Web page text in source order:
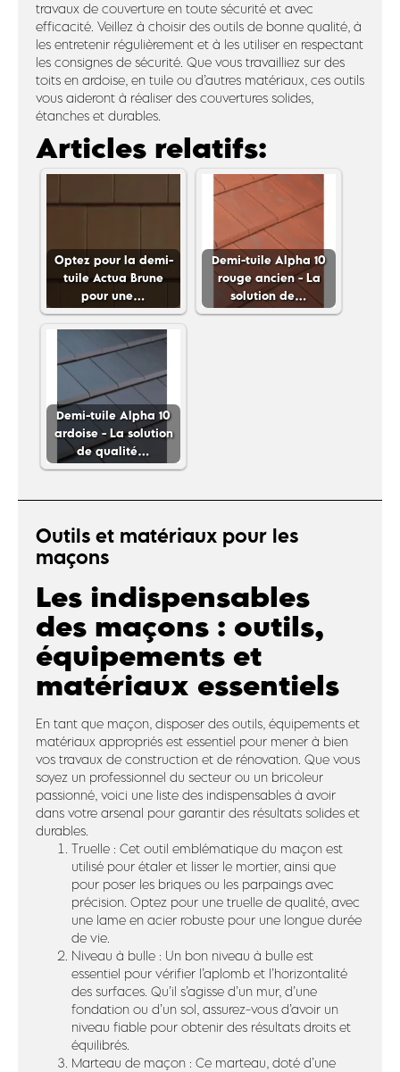
travaux de couverture en toute sécurité et avec
efficacité. Veillez à choisir des outils de bonne qualité, à
les entretenir régulièrement et à les utiliser en respectant
les consignes de sécurité. Que vous travailliez sur des
toits en ardoise, en tuile ou d’autres matériaux, ces outils
vous aideront à réaliser des couvertures solides,
étanches et durables.
Articles relatifs:
Optez pour la demi-
tuile Actua Brune
pour une…
Demi-tuile Alpha 10
rouge ancien - La
solution de…
Demi-tuile Alpha 10
ardoise - La solution
de qualité…
Outils et matériaux pour les
maçons
Les indispensables
des maçons : outils,
équipements et
matériaux essentiels
En tant que maçon, disposer des outils, équipements et
matériaux appropriés est essentiel pour mener à bien
vos travaux de construction et de rénovation. Que vous
soyez un professionnel du secteur ou un bricoleur
passionné, voici une liste des indispensables à avoir
dans votre arsenal pour garantir des résultats solides et
durables.
Truelle : Cet outil emblématique du maçon est
utilisé pour étaler et lisser le mortier, ainsi que
pour poser les briques ou les parpaings avec
précision. Optez pour une truelle de qualité, avec
une lame en acier robuste pour une longue durée
de vie.
Niveau à bulle : Un bon niveau à bulle est
essentiel pour vérifier l’aplomb et l’horizontalité
des surfaces. Qu’il s’agisse d’un mur, d’une
fondation ou d’un sol, assurez-vous d’avoir un
niveau fiable pour obtenir des résultats droits et
équilibrés.
Marteau de maçon : Ce marteau, doté d’une